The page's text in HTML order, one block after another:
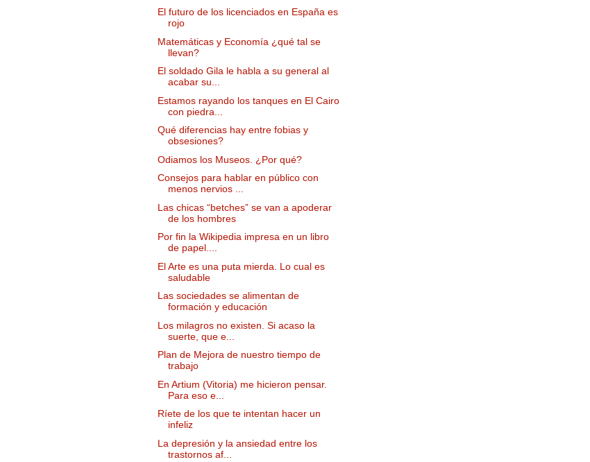
El futuro de los licenciados en España es
rojo
Matemáticas y Economía ¿qué tal se
llevan?
El soldado Gila le habla a su general al
acabar su...
Estamos rayando los tanques en El Cairo
con piedra...
Qué diferencias hay entre fobias y
obsesiones?
Odiamos los Museos. ¿Por qué?
Consejos para hablar en público con
menos nervios ...
Las chicas “betches” se van a apoderar
de los hombres
Por fin la Wikipedia impresa en un libro
de papel....
El Arte es una puta mierda. Lo cual es
saludable
Las sociedades se alimentan de
formación y educación
Los milagros no existen. Si acaso la
suerte, que e...
Plan de Mejora de nuestro tiempo de
trabajo
En Artium (Vitoria) me hicieron pensar.
Para eso e...
Ríete de los que te intentan hacer un
infeliz
La depresión y la ansiedad entre los
trastornos af...